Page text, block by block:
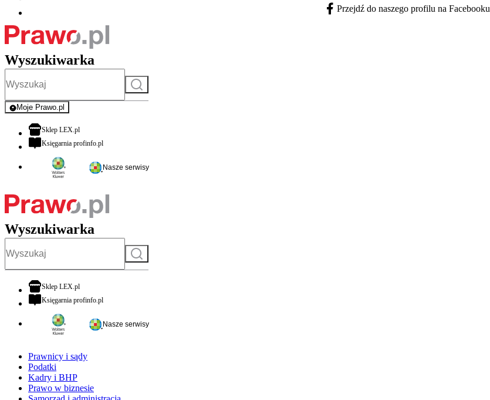
Facebook - otwiera się w nowej karcie
Przejdź do naszego profilu na Facebooku
Wyszukiwarka
Szukaj
Moje Prawo.pl
- rejestracja i logowanie do serwisu
Sklep LEX.plotwiera się w nowej karcie
Księgarnia profinfo.plotwiera się w nowej karcie
Nasze serwisy
Wyszukiwarka
Szukaj
Sklep LEX.plotwiera się w nowej karcie
Księgarnia profinfo.plotwiera się w nowej karcie
Nasze serwisy
Prawnicy i sądy
Podatki
Kadry i BHP
Prawo w biznesie